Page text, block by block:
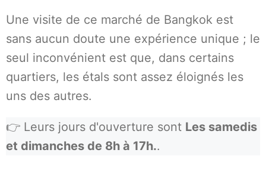
Une visite de ce marché de Bangkok est
sans aucun doute une expérience unique ; le
seul inconvénient est que, dans certains
quartiers, les étals sont assez éloignés les
uns des autres.
👉 Leurs jours d'ouverture sont Les samedis
et dimanches de 8h à 17h..